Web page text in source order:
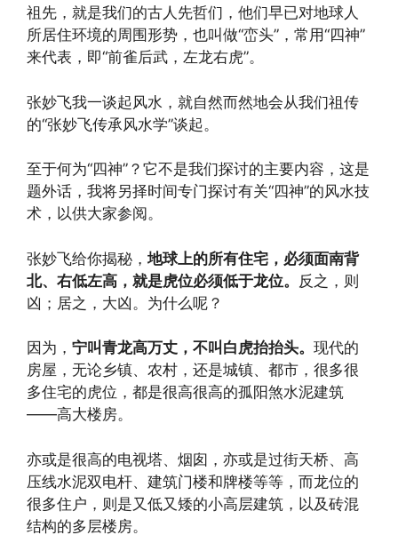
祖先，就是我们的古人先哲们，他们早已对地球人
所居住环境的周围形势，也叫做“峦头”，常用“四神”
来代表，即“前雀后武，左龙右虎”。
张妙飞我一谈起风水，就自然而然地会从我们祖传
的“张妙飞传承风水学”谈起。
至于何为“四神”？它不是我们探讨的主要内容，这是
题外话，我将另择时间专门探讨有关“四神”的风水技
术，以供大家参阅。
张妙飞给你揭秘， 地球上的所有住宅，必须面南背
北、右低左高，就是虎位必须低于龙位。 反之，则
凶；居之，大凶。为什么呢？
因为， 宁叫青龙高万丈，不叫白虎抬抬头。 现代的
房屋，无论乡镇、农村，还是城镇、都市，很多很
多住宅的虎位，都是很高很高的孤阳煞水泥建筑
——高大楼房。
亦或是很高的电视塔、烟囱，亦或是过街天桥、高
压线水泥双电杆、建筑门楼和牌楼等等，而龙位的
很多住户，则是又低又矮的小高层建筑，以及砖混
结构的多层楼房。